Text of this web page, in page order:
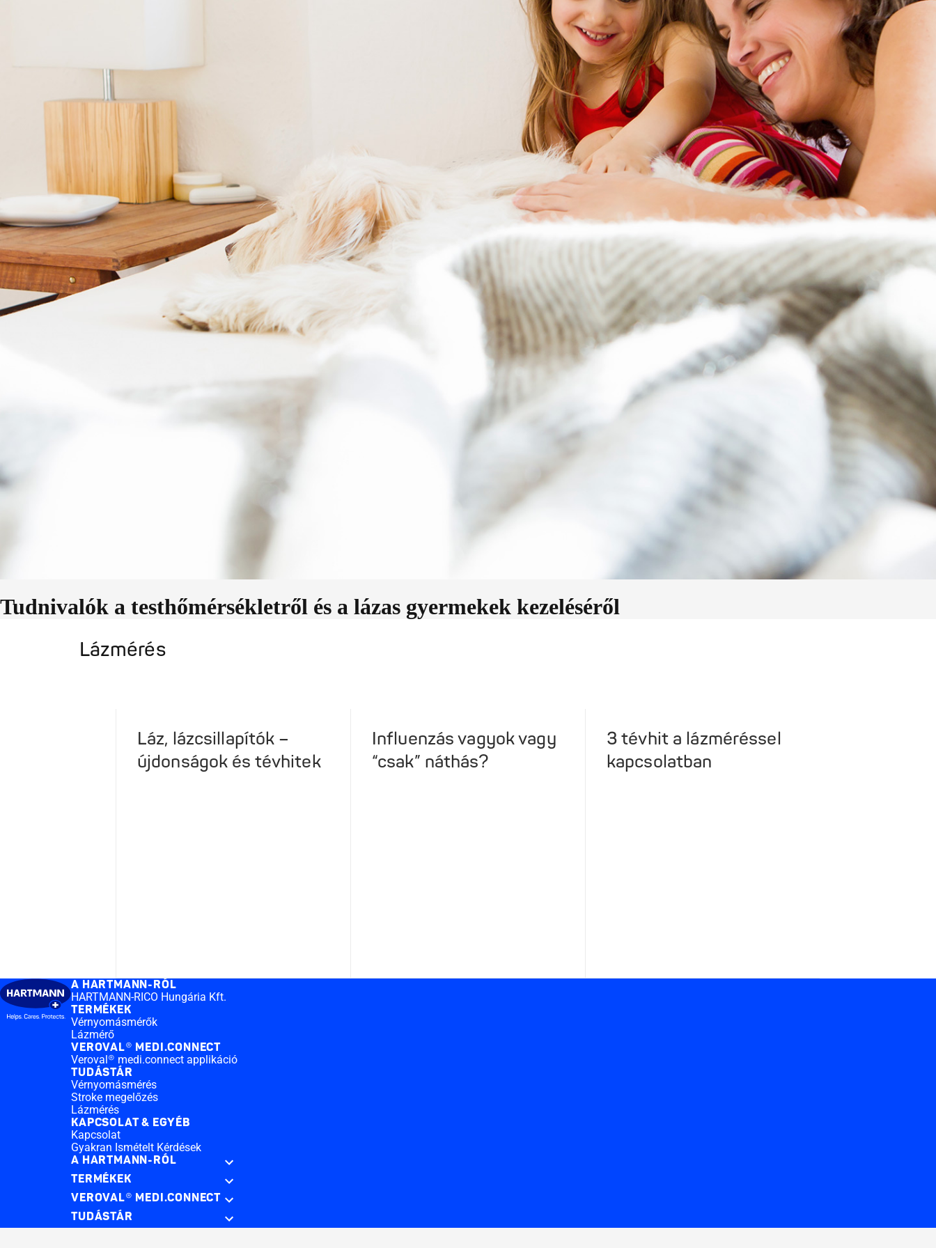
Tudnivalók a testhőmérsékletről és a lázas gyermekek kezeléséről
Lázmérés
Láz, lázcsillapítók –
újdonságok és tévhitek
Influenzás vagyok vagy
“csak” náthás?
3 tévhit a lázméréssel
kapcsolatban
A HARTMANN-RÓL
HARTMANN-RICO Hungária Kft.
TERMÉKEK
Vérnyomásmérők
Lázmérő
VEROVAL® MEDI.CONNECT
Veroval® medi.connect applikáció
TUDÁSTÁR
Vérnyomásmérés
Stroke megelőzés
Lázmérés
KAPCSOLAT & EGYÉB
Kapcsolat
Gyakran Ismételt Kérdések
A HARTMANN-RÓL
TERMÉKEK
VEROVAL® MEDI.CONNECT
TUDÁSTÁR